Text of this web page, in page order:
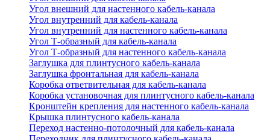
Угол внешний для настенного кабель-канала
Угол внутренний для кабель-канала
Угол внутренний для настенного кабель-канала
Угол Т-образный для кабель-канала
Угол Т-образный для настенного кабель-канала
Заглушка для плинтусного кабель-канала
Заглушка фронтальная для кабель-канала
Коробка ответвительная для кабель-канала
Коробка установочная для плинтусного кабель-канала
Кронштейн крепления для настенного кабель-канала
Крышка плинтусного кабель-канала
Переход настенно-потолочный для кабель-канала